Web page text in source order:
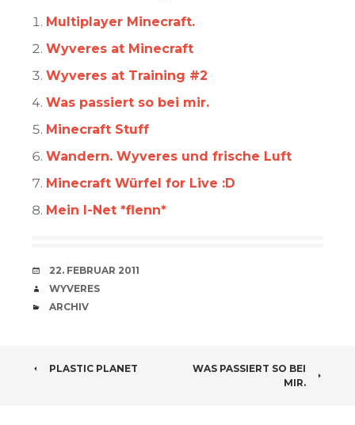
Multiplayer Minecraft.
Wyveres at Minecraft
Wyveres at Training #2
Was passiert so bei mir.
Minecraft Stuff
Wandern. Wyveres und frische Luft
Minecraft Würfel for Live :D
Mein I-Net *flenn*
VERABREDUNG
22. FEBRUAR 2011
VERFASSER
WYVERES
CATEGORIES
ARCHIV
BEITRAGSNAVIGATION
PLASTIC PLANET
WAS PASSIERT SO BEI
MIR.